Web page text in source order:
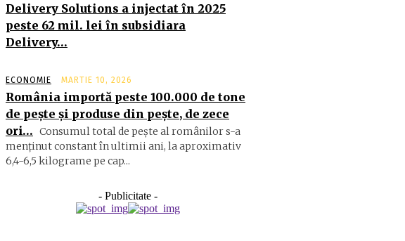
Delivery Solutions a injectat în 2025
peste 62 mil. lei în subsidiara
Delivery…
ECONOMIE MARTIE 10, 2026
România importă peste 100.000 de tone
de peşte şi produse din peşte, de zece
ori… Consumul total de peşte al ro­mâ­nilor s-a
menţinut constant în ul­timii ani, la aproximativ
6,4-6,5 ki­lograme pe cap...
- Publicitate -